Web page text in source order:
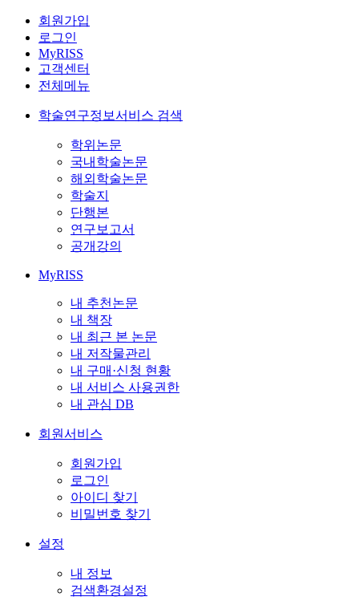
회원가입
로그인
MyRISS
고객센터
전체메뉴
학술연구정보서비스 검색
학위논문
국내학술논문
해외학술논문
학술지
단행본
연구보고서
공개강의
MyRISS
내 추천논문
내 책장
내 최근 본 논문
내 저작물관리
내 구매·신청 현황
내 서비스 사용권한
내 관심 DB
회원서비스
회원가입
로그인
아이디 찾기
비밀번호 찾기
설정
내 정보
검색환경설정